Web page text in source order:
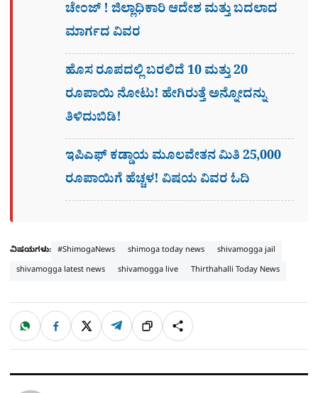
ಚೇಂಜ್ ! ಜಿಲ್ಲಾಧಿಕಾರಿ ಆದೇಶ ಮತ್ತು ಬದಲಾದ
ಮಾರ್ಗದ ವಿವರ
ಹೊಸ ರೂಪದಲ್ಲಿ ಬರಲಿದೆ 10 ಮತ್ತು 20
ರೂಪಾಯಿ ನೋಟು! ಹೇಗಿರುತ್ತೆ ಅನ್ನೋದನ್ನು
ತಿಳಿದುಬಿಡಿ!
ಇಪಿಎಫ್ ಕಡ್ಡಾಯ ಮೂಲವೇತನ ಮಿತಿ 25,000
ರೂಪಾಯಿಗೆ ಹೆಚ್ಚಳ! ವಿಷಯ ವಿವರ ಓದಿ
ವಿಷಯಗಳು: #ShimogaNews shimoga today news
shivamogga jail
shivamogga latest news
shivamogga live Thirthahalli Today News
ಹಂಚಿಕೊಳ್ಳಿ
W
a
t
p
F
c
e
o
X T
l
e
a
ಲಿಂ
ಕ್
S
h
a